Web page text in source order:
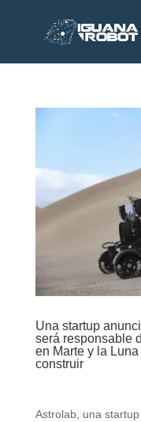
Una startup
será responsable
en Marte y la
construir
Astrolab, una